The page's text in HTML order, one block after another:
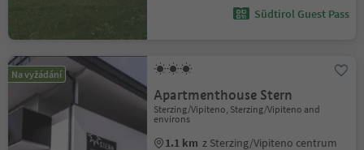
Südtirol Guest Pass
Na vyžádání
Apartmenthouse Stern
Sterzing/Vipiteno, Sterzing/Vipiteno and
environs
1.1 km z Sterzing/Vipiteno centrum